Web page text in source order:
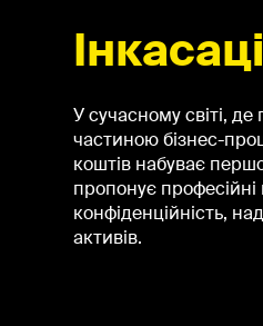
У сучасному світі,
частиною бізнес-
коштів набуває
пропонує професійні
конфіденційність,
активів.